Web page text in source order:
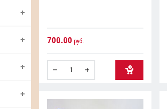
700.00 руб.
Купить